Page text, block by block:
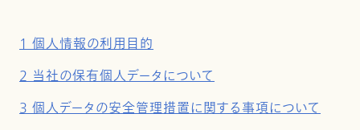
1 個人情報の利用目的
2 当社の保有個人データについて
3 個人データの安全管理措置に関する事項について